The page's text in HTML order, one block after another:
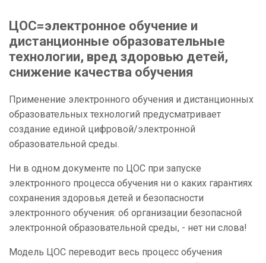
ЦОС=электронное обучение и
дистанционные образовательные
технологии, вред здоровью детей,
снижение качества обучения
Применение электронного обучения и дистанционных
образовательных технологий предусматривает
создание единой цифровой/электронной
образовательной среды.
Ни в одном документе по ЦОС при запуске
электронного процесса обучения ни о каких гарантиях
сохранения здоровья детей и безопасности
электронного обучения: об организации безопасной
электронной образовательной среды, - нет ни слова!
Модель ЦОС переводит весь процесс обучения